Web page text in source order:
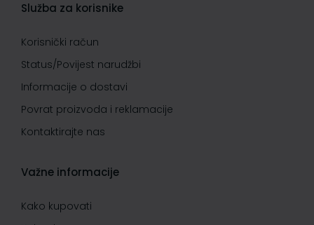
Služba za korisnike
Korisnički račun
Status/Povijest narudžbi
Informacije o dostavi
Povrat proizvoda i reklamacije
Kontaktirajte nas
Važne informacije
Kako kupovati